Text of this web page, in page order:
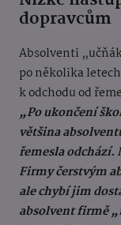
dopravcům
Absolventi
po několika
k odchodu od
„Po ukončení
většina
řemesla
Firmy čerstvým
ale chybí jim
absolvent firmě